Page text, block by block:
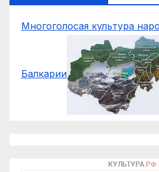
Многоголосая культура
Балкарии